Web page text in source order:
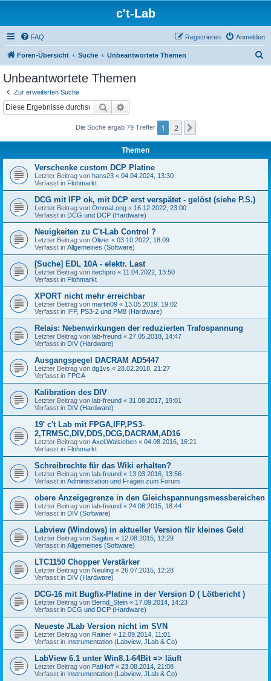
c't-Lab
FAQ Anmelden
Registrieren
Foren-Übersicht Suche Unbeantwortete Themen
Unbeantwortete Themen
Zur erweiterten Suche
Suche
Die Suche ergab 79 Treffer 1 2
Themen
Verschenke custom DCP Platine
Letzter Beitrag von hans23 « 04.04.2024, 13:30
Verfasst in Flohmarkt
DCG mit IFP ok, mit DCP erst verspätet - gelöst (siehe P.S.)
Letzter Beitrag von OmmaLong « 16.12.2022, 23:00
Verfasst in DCG und DCP (Hardware)
Neuigkeiten zu C't-Lab Control ?
Letzter Beitrag von Oliver « 03.10.2022, 18:09
Verfasst in Allgemeines (Software)
[Suche] EDL 10A - elektr. Last
Letzter Beitrag von itechpro « 11.04.2022, 13:50
Verfasst in Flohmarkt
XPORT nicht mehr erreichbar
Letzter Beitrag von martin09 « 13.05.2019, 19:02
Verfasst in IFP, PS3-2 und PM8 (Hardware)
Relais: Nebenwirkungen der reduzierten Trafospannung
Letzter Beitrag von lab-freund « 27.05.2018, 14:47
Verfasst in DIV (Hardware)
Ausgangspegel DACRAM AD5447
Letzter Beitrag von dg1vs « 28.02.2018, 21:27
Verfasst in FPGA
Kalibration des DIV
Letzter Beitrag von lab-freund « 31.08.2017, 19:01
Verfasst in DIV (Hardware)
19' c't Lab mit FPGA,IFP,PS3-
2,TRMSC,DIV,DDS,DCG,DACRAM,AD16
Letzter Beitrag von Axel.Walsleben « 04.08.2016, 16:21
Verfasst in Flohmarkt
Schreibrechte für das Wiki erhalten?
Letzter Beitrag von lab-freund « 13.03.2016, 13:56
Verfasst in Administration und Fragen zum Forum
obere Anzeigegrenze in den Gleichspannungsmessbereichen
Letzter Beitrag von lab-freund « 24.08.2015, 18:44
Verfasst in DIV (Software)
Labview (Windows) in aktueller Version für kleines Geld
Letzter Beitrag von Sagitus « 12.08.2015, 12:29
Verfasst in Allgemeines (Software)
LTC1150 Chopper Verstärker
Letzter Beitrag von Neuling « 26.07.2015, 12:28
Verfasst in DIV (Hardware)
DCG-16 mit Bugfix-Platine in der Version D ( Lötbericht )
Letzter Beitrag von Bernd_Stein « 17.09.2014, 14:23
Verfasst in DCG und DCP (Hardware)
Neueste JLab Version nicht im SVN
Letzter Beitrag von Rainer « 12.09.2014, 11:01
Verfasst in Instrumentation (Labview, JLab & Co)
LabView 6.1 unter Win8.1-64Bit => läuft
Letzter Beitrag von PatHoff « 23.08.2014, 21:08
Verfasst in Instrumentation (Labview, JLab & Co)